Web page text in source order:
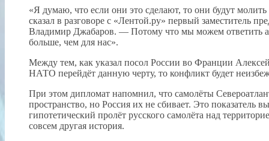
«Я думаю, что если они это сделают, то они будут
сказал в разговоре с «Лентой.ру» первый заместитель
Владимир Джабаров. — Потому что мы можем ответить
больше, чем для нас».
Между тем, как указал посол России во Франции
НАТО перейдёт данную черту, то конфликт будет
При этом дипломат напомнил, что самолёты
пространство, но Россия их не сбивает. Это показатель
гипотетический пролёт русского самолёта над
совсем другая история.